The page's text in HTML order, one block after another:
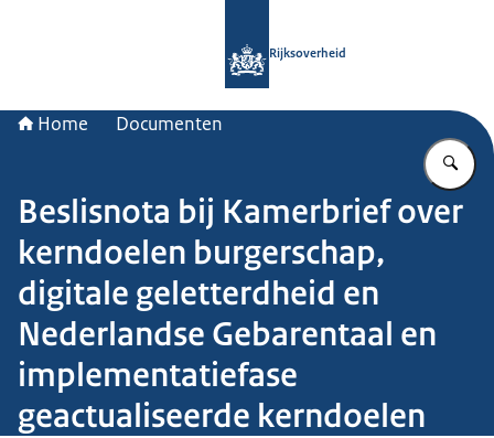
Rijksoverheid
Home Documenten
Beslisnota bij Kamerbrief over
kerndoelen burgerschap,
digitale geletterdheid en
Nederlandse Gebarentaal en
implementatiefase
geactualiseerde kerndoelen